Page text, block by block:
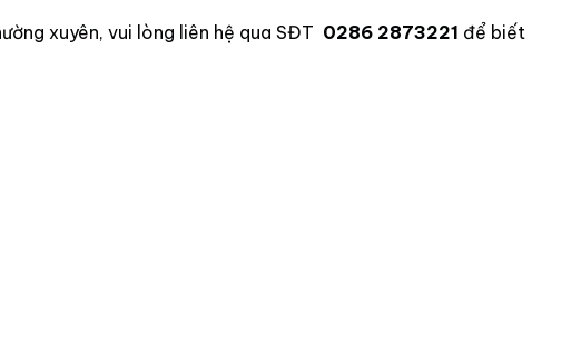
xuyên, vui lòng liên hệ qua SĐT 0286 2873221 để biết